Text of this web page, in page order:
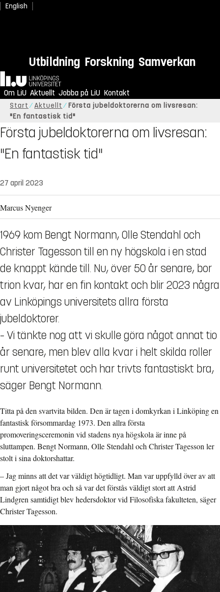
English
Utbildning Forskning Samverkan
Hem
Om LiU Aktuellt Jobba på LiU Kontakt
Start Aktuellt
Första jubeldoktorerna om livsresan:
"En fantastisk tid"
Första jubeldoktorerna om livsresan:
"En fantastisk tid"
27 april 2023
Marcus Nyenger
1969 kom Bengt Normann, Olle Stendahl och
Christer Tagesson till en ny högskola i en stad
de knappt kände till. Nu, över 50 år senare, bor
trion kvar, har en fin kontakt och blir 2023 några
av Linköpings universitets allra första
jubeldoktorer.
– Vi tänkte nog att vi skulle göra något annat tio
år senare, men blev alla kvar i helt skilda roller
runt universitetet och har trivts fantastiskt bra,
säger Bengt Normann.
Titta på den svartvita bilden. Den är tagen i domkyrkan i Linköping en
fantastisk försommardag 1973. Den allra första
promoveringsceremonin vid stadens nya högskola är inne på
sluttampen. Bengt Normann, Olle Stendahl och Christer Tagesson ler
stolt i sina doktorshattar.
– Jag minns att det var väldigt högtidligt. Man var uppfylld över av att
man gjort något bra och så var det förstås väldigt stort att Astrid
Lindgren samtidigt blev hedersdoktor vid Filosofiska fakulteten, säger
Christer Tagesson.